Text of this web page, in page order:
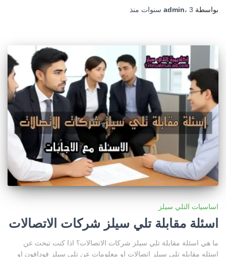
بواسطة
admin، 3 سنوات منذ
اساسيات التلي سيلز
اسئلة مقابلة تلي سيلز شركات الاتصالات
ما هي اسئلة مقابلة تلي سيلز شركات الاتصالات؟ اذا كنت تبحث عن
اسئله مقابله تلي سيلز اتصالات او معلومات عن تلي سيلز فودافون او